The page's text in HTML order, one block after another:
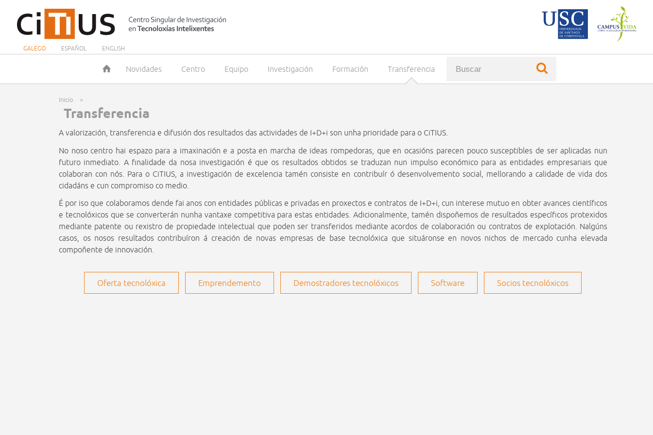
CiTIUS
GALEGO ESPAÑOL ENGLISH
Novidades Centro Equipo Investigación Formación Transferencia
You are here
Inicio >
Transferencia
A valorización, transferencia e difusión dos resultados das actividades de I+D+i son unha prioridade para o CiTIUS.
No noso centro hai espazo para a imaxinación e a posta en marcha de ideas rompedoras, que en ocasións parecen pouco susceptibles de ser aplicadas nun
futuro inmediato. A finalidade da nosa investigación é que os resultados obtidos se traduzan nun impulso económico para as entidades empresariais que
colaboran con nós. Para o CiTIUS, a investigación de excelencia tamén consiste en contribuír ó desenvolvemento social, mellorando a calidade de vida dos
cidadáns e cun compromiso co medio.
É por iso que colaboramos dende fai anos con entidades públicas e privadas en proxectos e contratos de I+D+i, cun interese mutuo en obter avances científicos
e tecnolóxicos que se converterán nunha vantaxe competitiva para estas entidades. Adicionalmente, tamén dispoñemos de resultados específicos protexidos
mediante patente ou rexistro de propiedade intelectual que poden ser transferidos mediante acordos de colaboración ou contratos de explotación. Nalgúns
casos, os nosos resultados contribuíron á creación de novas empresas de base tecnolóxica que situáronse en novos nichos de mercado cunha elevada
compoñente de innovación.
Oferta tecnolóxica Emprendemento Demostradores tecnolóxicos Software Socios tecnolóxicos